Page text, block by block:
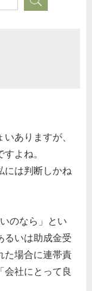
ありますが、
よね。
には判断しかね
のなら」とい
るいは助成金受
た場合に連帯責
会社にとって良